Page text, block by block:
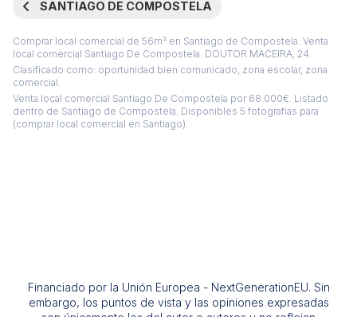
SANTIAGO DE COMPOSTELA
Comprar local comercial de 56m² en Santiago de Compostela. Venta
local comercial Santiago De Compostela. DOUTOR MACEIRA, 24.
Clasificado como: oportunidad bien comunicado, zona escolar, zona
comercial.
Venta local comercial Santiago De Compostela por 68.000€. Listado
dentro de Santiago de Compostela. Disponibles 5 fotografias para
(comprar local comercial en Santiago).
Financiado por la Unión Europea - NextGenerationEU. Sin
embargo, los puntos de vista y las opiniones expresadas